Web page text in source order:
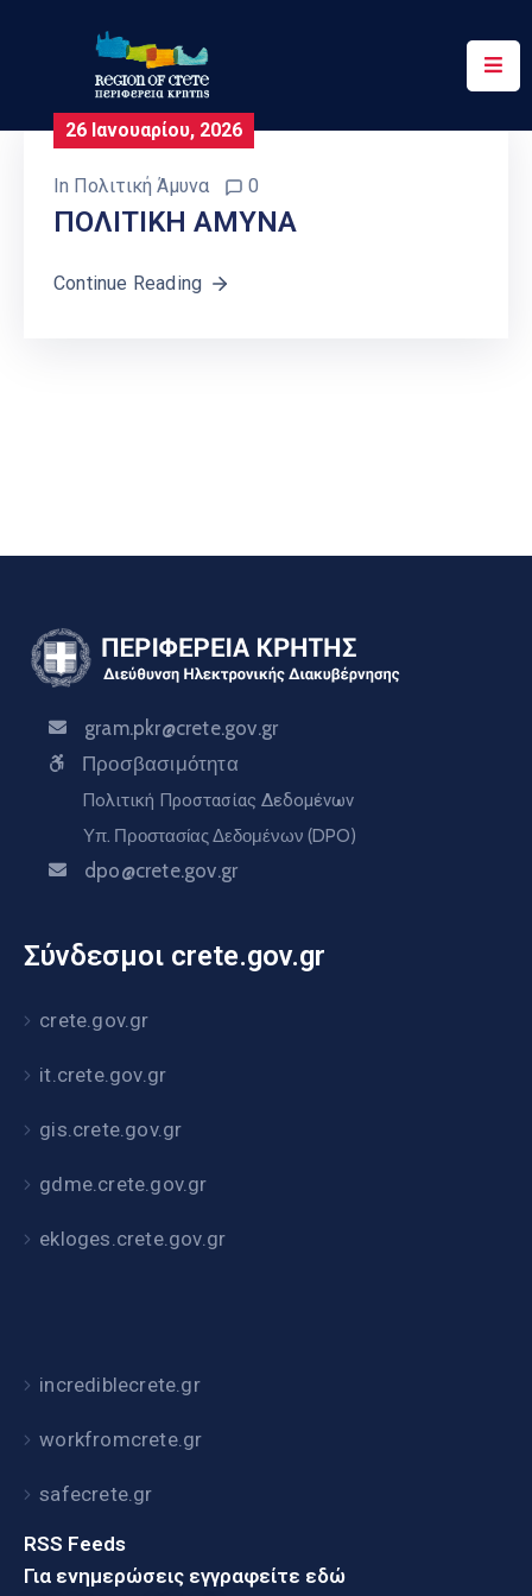
Περιφέρεια
Έργα
26 Ιανουαρίου, 2026
In Πολιτική Άμυνα 0
ΠΟΛΙΤΙΚΗ ΑΜΥΝΑ
Continue Reading
gram.pkr@crete.gov.gr
Προσβασιμότητα
Πολιτική Προστασίας Δεδομένων
Υπ. Προστασίας Δεδομένων (DPO)
dpo@crete.gov.gr
Σύνδεσμοι crete.gov.gr
crete.gov.gr
it.crete.gov.gr
gis.crete.gov.gr
gdme.crete.gov.gr
ekloges.crete.gov.gr
incrediblecrete.gr
workfromcrete.gr
safecrete.gr
RSS Feeds
Για ενημερώσεις εγγραφείτε εδώ